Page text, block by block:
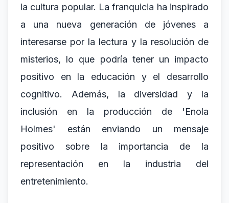
la cultura popular. La franquicia ha inspirado
a una nueva generación de jóvenes a
interesarse por la lectura y la resolución de
misterios, lo que podría tener un impacto
positivo en la educación y el desarrollo
cognitivo. Además, la diversidad y la
inclusión en la producción de 'Enola
Holmes' están enviando un mensaje
positivo sobre la importancia de la
representación en la industria del
entretenimiento.